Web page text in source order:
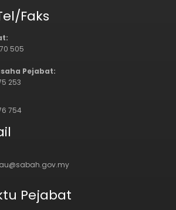
Faks
505
Pejabat:
253
754
Pejabat